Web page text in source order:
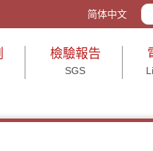
活動送禮、打造企業形象皆
简体中文
檢驗報告
SGS